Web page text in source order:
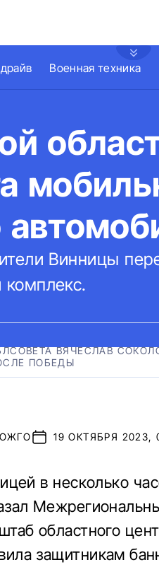
Военная техника
Винницы
ВЯЧЕСЛАВ
ПОБЕДЫ
19 ОКТЯБРЯ 2023,
в несколько
областного
защитникам